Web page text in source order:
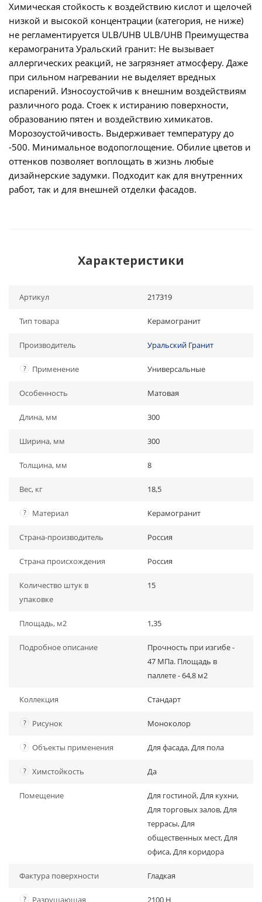
Химическая стойкость к воздействию кислот и щелочей
низкой и высокой концентрации (категория, не ниже)
не регламентируется ULB/UHB ULB/UHB Преимущества
керамогранита Уральский гранит: Не вызывает
аллергических реакций, не загрязняет атмосферу. Даже
при сильном нагревании не выделяет вредных
испарений. Износоустойчив к внешним воздействиям
различного рода. Стоек к истиранию поверхности,
образованию пятен и воздействию химикатов.
Морозоустойчивость. Выдерживает температуру до
-500. Минимальное водопоглощение. Обилие цветов и
оттенков позволяет воплощать в жизнь любые
дизайнерские задумки. Подходит как для внутренних
работ, так и для внешней отделки фасадов.
Характеристики
Артикул 217319
Тип товара Керамогранит
Производитель Уральский Гранит
? Применение Универсальные
Особенность Матовая
Длина, мм 300
Ширина, мм 300
Толщина, мм 8
Вес, кг 18,5
? Материал Керамогранит
Страна-производитель Россия
Страна происхождения Россия
Количество штук в
упаковке
15
Площадь, м2 1,35
Подробное описание
Прочность при изгибе -
47 МПа. Площадь в
паллете - 64,8 м2
Коллекция Стандарт
? Рисунок Моноколор
? Объекты применения Для фасада, Для пола
? Химстойкость Да
Помещение
Для гостиной, Для кухни,
Для торговых залов, Для
террасы, Для
общественных мест, Для
офиса, Для коридора
Фактура поверхности Гладкая
? Разрушающая 2100 Н